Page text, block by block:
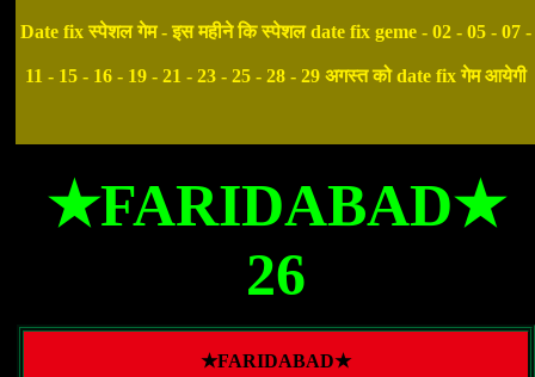
Date fix स्पेशल गेम - इस महीने कि स्पेशल date fix geme - 02 - 05 - 07 -
11 - 15 - 16 - 19 - 21 - 23 - 25 - 28 - 29 अगस्त को date fix गेम आयेगी
★FARIDABAD★
26
★FARIDABAD★